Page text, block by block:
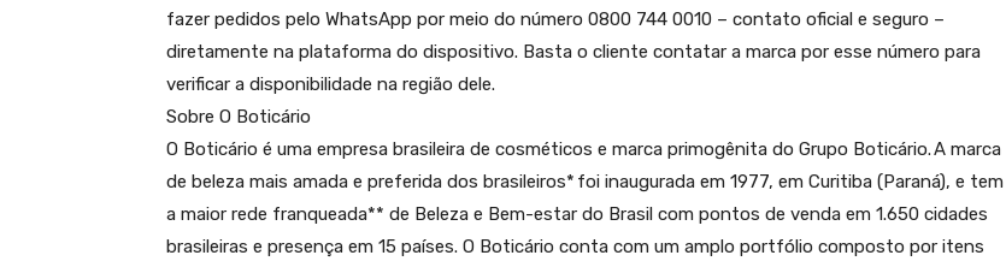
fazer pedidos pelo WhatsApp por meio do número 0800 744 0010 – contato oficial e seguro –
diretamente na plataforma do dispositivo. Basta o cliente contatar a marca por esse número para
verificar a disponibilidade na região dele.
Sobre O Boticário
O Boticário é uma empresa brasileira de cosméticos e marca primogênita do Grupo Boticário. A marca
de beleza mais amada e preferida dos brasileiros* foi inaugurada em 1977, em Curitiba (Paraná), e tem
a maior rede franqueada** de Beleza e Bem-estar do Brasil com pontos de venda em 1.650 cidades
brasileiras e presença em 15 países. O Boticário conta com um amplo portfólio composto por itens